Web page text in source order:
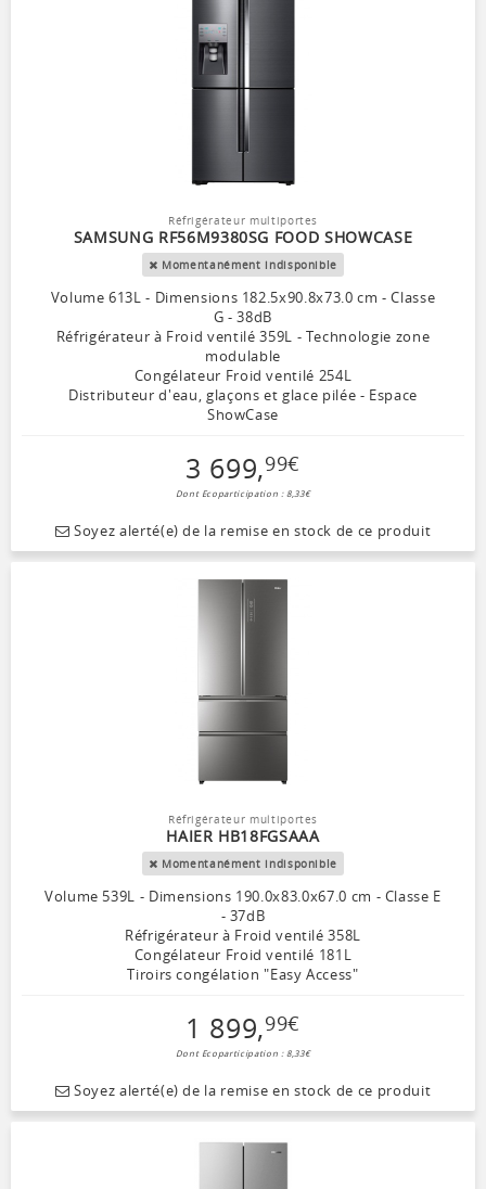
Réfrigérateur multiportes
SAMSUNG RF56M9380SG FOOD SHOWCASE
Momentanément indisponible
Volume 613L - Dimensions 182.5x90.8x73.0 cm - Classe
G - 38dB
Réfrigérateur à Froid ventilé 359L - Technologie zone
modulable
Congélateur Froid ventilé 254L
Distributeur d'eau, glaçons et glace pilée - Espace
ShowCase
3 699,99€
Dont Ecoparticipation : 8,33€
Soyez alerté(e) de la remise en stock de ce produit
Réfrigérateur multiportes
HAIER HB18FGSAAA
Momentanément indisponible
Volume 539L - Dimensions 190.0x83.0x67.0 cm - Classe E
- 37dB
Réfrigérateur à Froid ventilé 358L
Congélateur Froid ventilé 181L
Tiroirs congélation "Easy Access"
1 899,99€
Dont Ecoparticipation : 8,33€
Soyez alerté(e) de la remise en stock de ce produit